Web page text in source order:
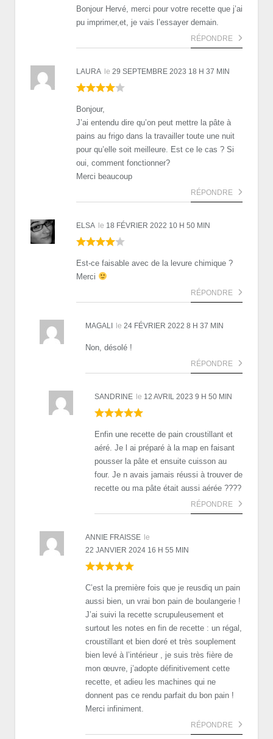
Bonjour Hervé, merci pour votre recette que j’ai
pu imprimer,et, je vais l’essayer demain.
RÉPONDRE
LAURA le 29 SEPTEMBRE 2023 18 H 37 MIN
Bonjour,
J’ai entendu dire qu’on peut mettre la pâte à
pains au frigo dans la travailler toute une nuit
pour qu’elle soit meilleure. Est ce le cas ? Si
oui, comment fonctionner?
Merci beaucoup
RÉPONDRE
ELSA le 18 FÉVRIER 2022 10 H 50 MIN
Est-ce faisable avec de la levure chimique ?
Merci
RÉPONDRE
MAGALI le 24 FÉVRIER 2022 8 H 37 MIN
Non, désolé !
RÉPONDRE
SANDRINE le 12 AVRIL 2023 9 H 50 MIN
Enfin une recette de pain croustillant et
aéré. Je l ai préparé à la map en faisant
pousser la pâte et ensuite cuisson au
four. Je n avais jamais réussi à trouver de
recette ou ma pâte était aussi aérée ????
RÉPONDRE
ANNIE FRAISSE le
22 JANVIER 2024 16 H 55 MIN
C’est la première fois que je reusdiq un pain
aussi bien, un vrai bon pain de boulangerie !
J’ai suivi la recette scrupuleusement et
surtout les notes en fin de recette : un régal,
croustillant et bien doré et très souplement
bien levé à l’intérieur , je suis très fière de
mon œuvre, j’adopte définitivement cette
recette, et adieu les machines qui ne
donnent pas ce rendu parfait du bon pain !
Merci infiniment.
RÉPONDRE